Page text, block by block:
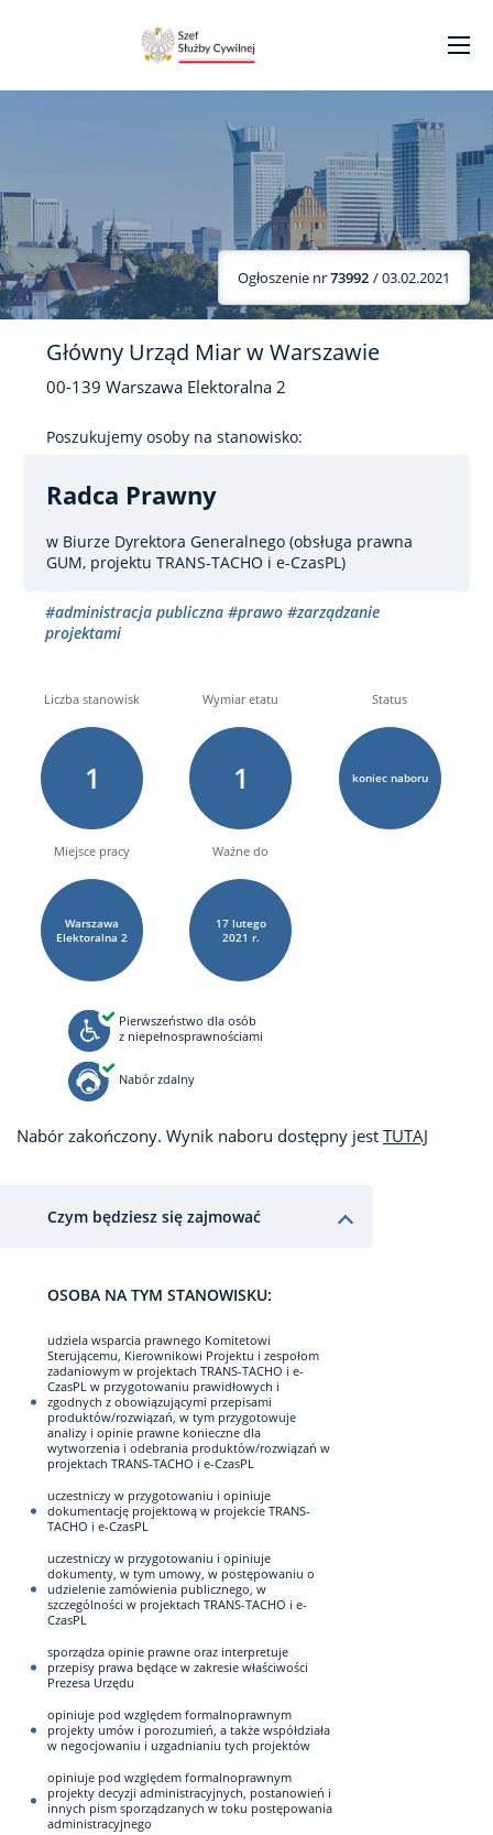
Ogłoszenie nr73992 / 03.02.2021
Główny Urząd Miar w Warszawie
00-139 Warszawa Elektoralna 2
Poszukujemy osoby na stanowisko:
Radca Prawny
w Biurze Dyrektora Generalnego (obsługa prawna
GUM, projektu TRANS-TACHO i e-CzasPL)
#administracja publiczna #prawo #zarządzanie
projektami
Liczba stanowisk
1
Wymiar etatu
1
Status
koniec naboru
Miejsce pracy
Warszawa
Elektoralna2
Ważne do
17 lutego
2021 r.
Pierwszeństwo dla osób
z niepełnosprawnościami
Nabór zdalny
Nabór zakończony. Wynik naboru dostępny jest TUTAJ
Czym będziesz się zajmować
OSOBA NA TYM STANOWISKU:
udziela wsparcia prawnego Komitetowi
Sterującemu, Kierownikowi Projektu i zespołom
zadaniowym w projektach TRANS-TACHO i e-
CzasPL w przygotowaniu prawidłowych i
zgodnych z obowiązującymi przepisami
produktów/rozwiązań, w tym przygotowuje
analizy i opinie prawne konieczne dla
wytworzenia i odebrania produktów/rozwiązań w
projektach TRANS-TACHO i e-CzasPL
uczestniczy w przygotowaniu i opiniuje
dokumentację projektową w projekcie TRANS-
TACHO i e-CzasPL
uczestniczy w przygotowaniu i opiniuje
dokumenty, w tym umowy, w postępowaniu o
udzielenie zamówienia publicznego, w
szczególności w projektach TRANS-TACHO i e-
CzasPL
sporządza opinie prawne oraz interpretuje
przepisy prawa będące w zakresie właściwości
Prezesa Urzędu
opiniuje pod względem formalnoprawnym
projekty umów i porozumień, a także współdziała
w negocjowaniu i uzgadnianiu tych projektów
opiniuje pod względem formalnoprawnym
projekty decyzji administracyjnych, postanowień i
innych pism sporządzanych w toku postępowania
administracyjnego